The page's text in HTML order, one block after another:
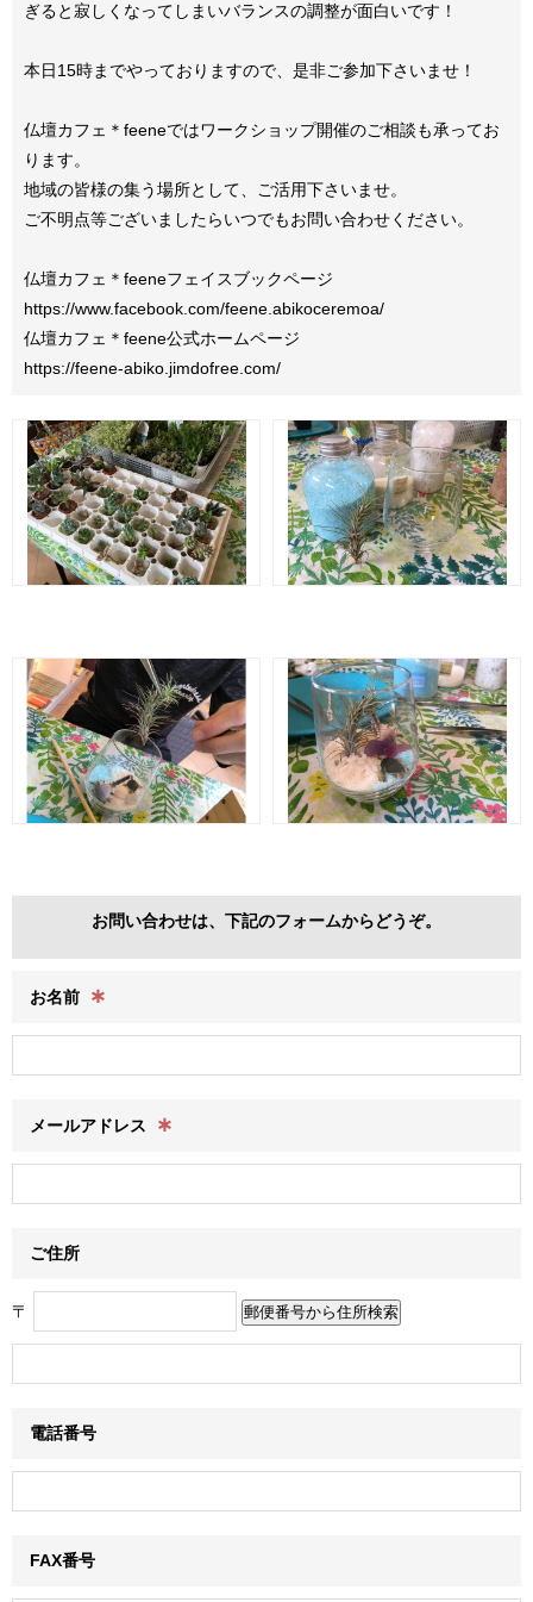
ぎると寂しくなってしまいバランスの調整が面白いです！
本日15時までやっておりますので、是非ご参加下さいませ！
仏壇カフェ＊feeneではワークショップ開催のご相談も承ってお
ります。
地域の皆様の集う場所として、ご活用下さいませ。
ご不明点等ございましたらいつでもお問い合わせください。
仏壇カフェ＊feeneフェイスブックページ
https://www.facebook.com/feene.abikoceremoa/
仏壇カフェ＊feene公式ホームページ
https://feene-abiko.jimdofree.com/
お問い合わせは、下記のフォームからどうぞ。
お名前 ∗
メールアドレス ∗
ご住所
〒
電話番号
FAX番号